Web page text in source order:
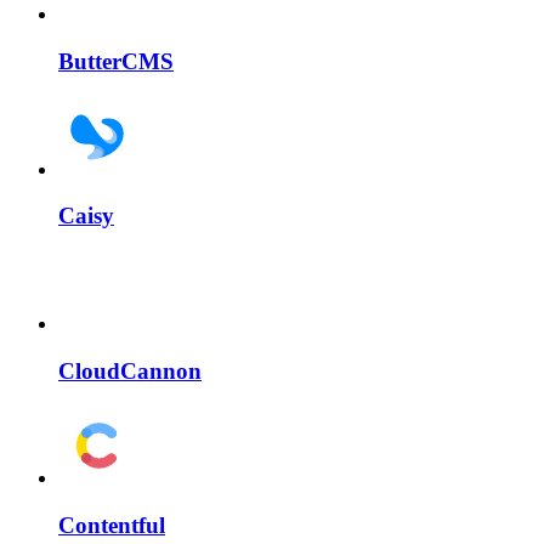
ButterCMS
Caisy
CloudCannon
Contentful